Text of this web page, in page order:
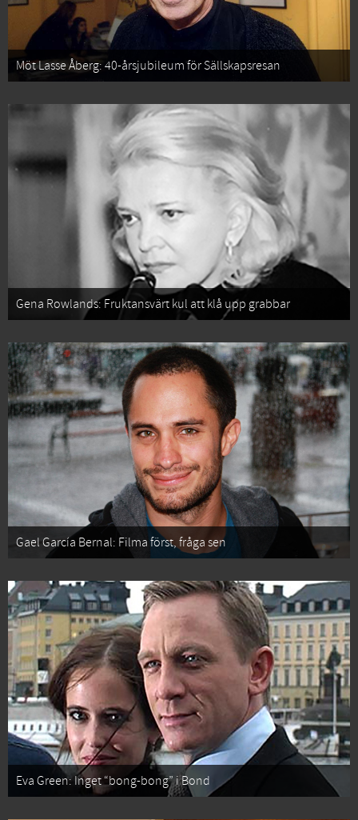
Möt Lasse Åberg: 40-årsjubileum för Sällskapsresan
Gena Rowlands: Fruktansvärt kul att klå upp grabbar
Gael García Bernal: Filma först, fråga sen
Eva Green: Inget “bong-bong” i Bond